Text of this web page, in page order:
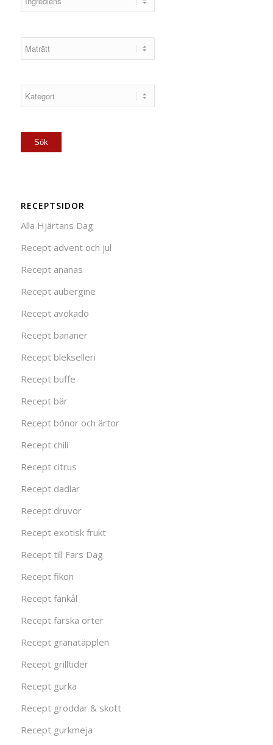
RECEPTSIDOR
Alla Hjärtans Dag
Recept advent och jul
Recept ananas
Recept aubergine
Recept avokado
Recept bananer
Recept blekselleri
Recept buffe
Recept bär
Recept bönor och ärtor
Recept chili
Recept citrus
Recept dadlar
Recept druvor
Recept exotisk frukt
Recept till Fars Dag
Recept fikon
Recept fänkål
Recept färska örter
Recept granatäpplen
Recept grilltider
Recept gurka
Recept groddar & skott
Recept gurkmeja